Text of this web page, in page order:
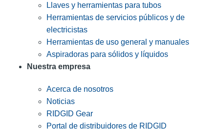
Llaves y herramientas para tubos
Herramientas de servicios públicos y de
electricistas
Herramientas de uso general y manuales
Aspiradoras para sólidos y líquidos
Nuestra empresa
Acerca de nosotros
Noticias
RIDGID Gear
Portal de distribuidores de RIDGID